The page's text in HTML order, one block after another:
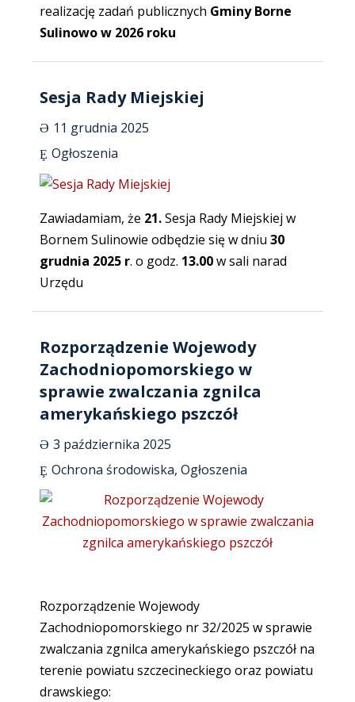
realizację zadań publicznych Gminy Borne
Sulinowo w 2026 roku
Sesja Rady Miejskiej
11 grudnia 2025
Ogłoszenia
Zawiadamiam, że 21.Sesja Rady Miejskiej w
Bornem Sulinowie odbędzie się w dniu 30
grudnia 2025 r. o godz. 13.00w sali narad
Urzędu
Rozporządzenie Wojewody
Zachodniopomorskiego w
sprawie zwalczania zgnilca
amerykańskiego pszczół
3 października 2025
Ochrona środowiska, Ogłoszenia
Rozporządzenie Wojewody
Zachodniopomorskiego nr 32/2025 w sprawie
zwalczania zgnilca amerykańskiego pszczół na
terenie powiatu szczecineckiego oraz powiatu
drawskiego: